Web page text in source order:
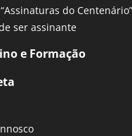
do Centenário”
ser assinante
e Formação